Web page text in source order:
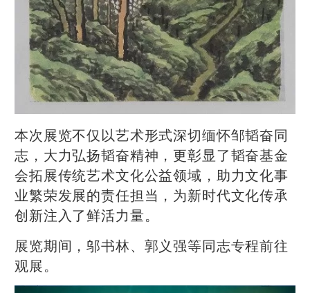
本次展览不仅以艺术形式深切缅怀邹韬奋同
志，大力弘扬韬奋精神，更彰显了韬奋基金
会拓展传统艺术文化公益领域，助力文化事
业繁荣发展的责任担当，为新时代文化传承
创新注入了鲜活力量。
展览期间，邬书林、郭义强等同志专程前往
观展。